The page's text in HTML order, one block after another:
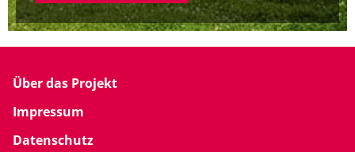
Über das Projekt
Impressum
Datenschutz